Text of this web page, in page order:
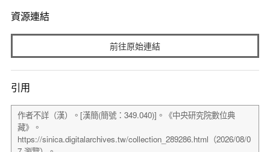
資源連結
前往原始連結
引用